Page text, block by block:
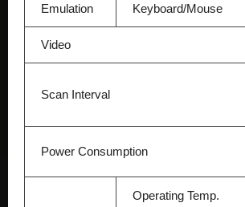
Emulation Keyboard/Mouse
Video
Scan Interval
Power Consumption
Operating Temp.